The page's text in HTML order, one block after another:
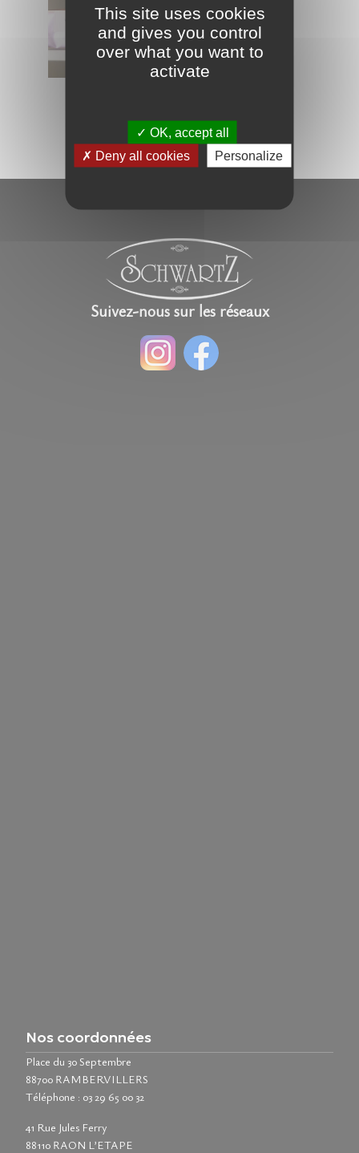
Suivez-nous sur les réseaux
Nos coordonnées
Place du 30 Septembre
88700 RAMBERVILLERS
Téléphone : 03 29 65 00 32
41 Rue Jules Ferry
88110 RAON L’ETAPE
This site uses cookies
and gives you control
over what you want to
activate
OK, accept all
Deny all cookies
Personalize